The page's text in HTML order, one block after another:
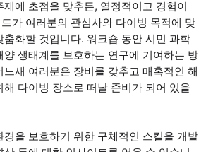
에 초점을 맞추든, 열정적이고 경험이
가 여러분의 관심사와 다이빙 목적에 맞
춤화할 것입니다. 워크숍 동안 시민 과학
양 생태계를 보호하는 연구에 기여하는 방
느새 여러분은 장비를 갖추고 매혹적인 해
해 다이빙 장소로 떠날 준비가 되어 있을
경을 보호하기 위한 구체적인 스킬을 개발